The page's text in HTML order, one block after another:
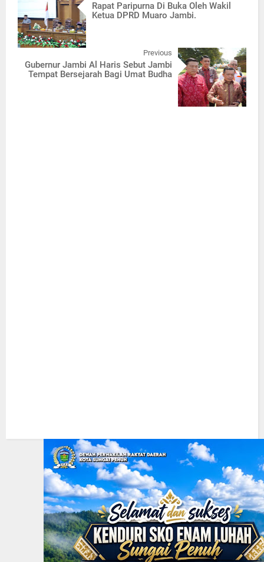
Rapat Paripurna Di Buka Oleh Wakil
Ketua DPRD Muaro Jambi.
Previous
Gubernur Jambi Al Haris Sebut Jambi
Tempat Bersejarah Bagi Umat Budha